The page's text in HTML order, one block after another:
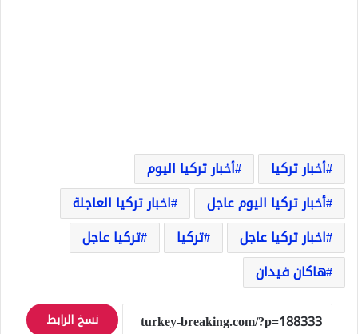
أخبار تركيا
أخبار تركيا اليوم
أخبار تركيا اليوم عاجل
اخبار تركيا العاجلة
اخبار تركيا عاجل
تركيا
تركيا عاجل
هاكان فيدان
نسخ الرابط